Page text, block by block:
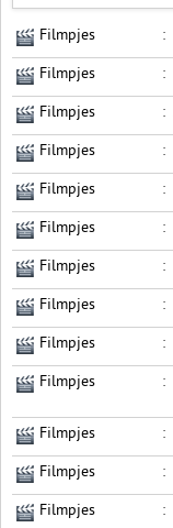
Filmpjes :
Filmpjes :
Filmpjes :
Filmpjes :
Filmpjes :
Filmpjes :
Filmpjes :
Filmpjes :
Filmpjes :
Filmpjes :
Filmpjes
:
Filmpjes :
Filmpjes :